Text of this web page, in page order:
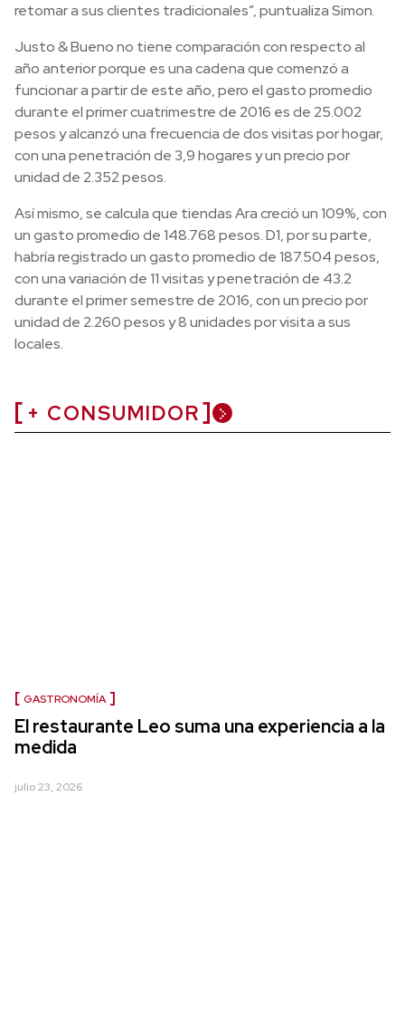
retomar a sus clientes tradicionales”, puntualiza Simon.
Justo & Bueno no tiene comparación con respecto al
año anterior porque es una cadena que comenzó a
funcionar a partir de este año, pero el gasto promedio
durante el primer cuatrimestre de 2016 es de 25.002
pesos y alcanzó una frecuencia de dos visitas por hogar,
con una penetración de 3,9 hogares y un precio por
unidad de 2.352 pesos.
Así mismo, se calcula que tiendas Ara creció un 109%, con
un gasto promedio de 148.768 pesos. D1, por su parte,
habría registrado un gasto promedio de 187.504 pesos,
con una variación de 11 visitas y penetración de 43.2
durante el primer semestre de 2016, con un precio por
unidad de 2.260 pesos y 8 unidades por visita a sus
locales.
+ CONSUMIDOR
GASTRONOMÍA
El restaurante Leo suma una experiencia a la
medida
julio 23, 2026